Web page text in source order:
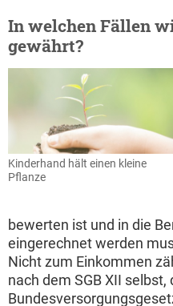
In welchen Fällen
gewährt?
Kinderhand hält einen kleine
Pflanze
bewerten ist und in die
eingerechnet werden
Nicht zum Einkommen
nach dem SGB XII